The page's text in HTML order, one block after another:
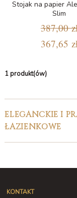
Stojak na papier
Slim
387,00
367,65
1 produkt(ów)
ELEGANCKIE I
ŁAZIENKOWE
KONTAKT